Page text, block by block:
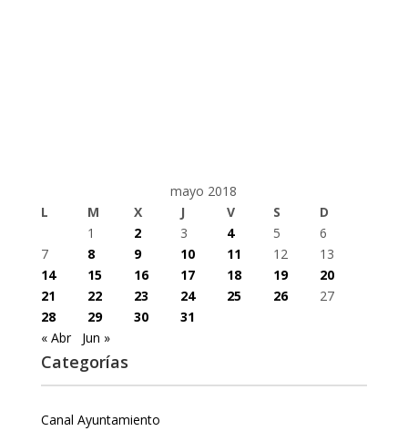
mayo 2018
L
M X J V S
D
1
2 3 4 5
6
7
8 9 10 11 12
13
14
15 16 17 18 19
20
21
22 23 24 25 26
27
28
29 30
31
« Abr
Jun »
Categorías
Canal Ayuntamiento